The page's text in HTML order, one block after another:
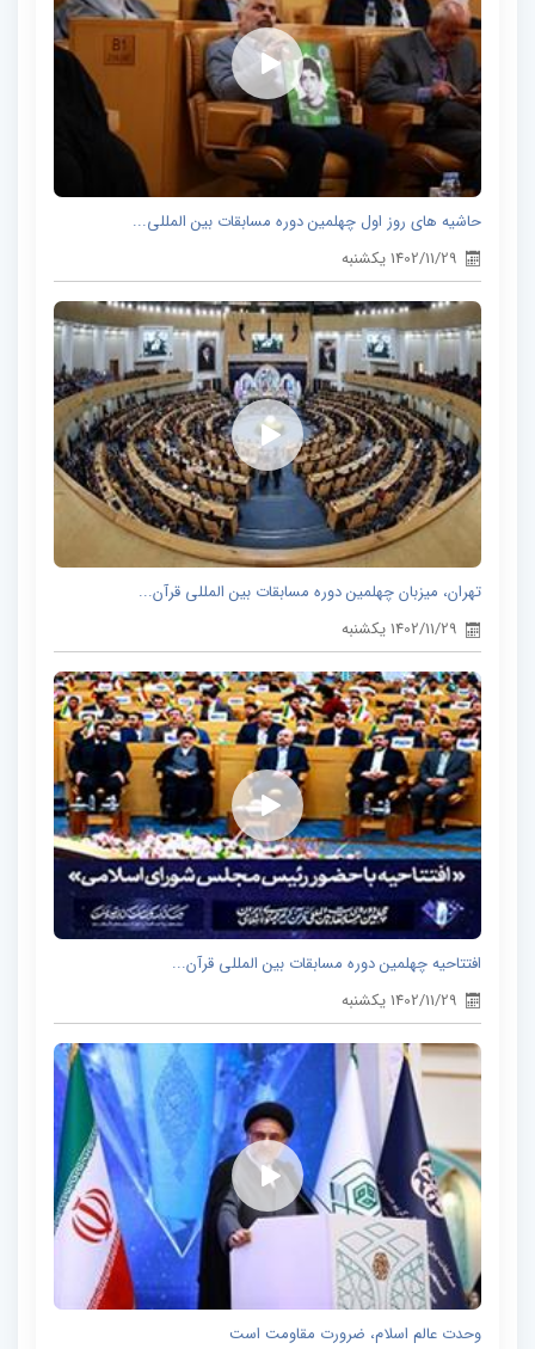
حاشیه های روز اول چهلمین دوره مسابقات بین المللی...
1402/11/29 یکشنبه
تهران، میزبان چهلمین دوره مسابقات بین المللی قرآن...
1402/11/29 یکشنبه
افتتاحیه چهلمین دوره مسابقات بین المللی قرآن...
1402/11/29 یکشنبه
وحدت عالم اسلام، ضرورت مقاومت است